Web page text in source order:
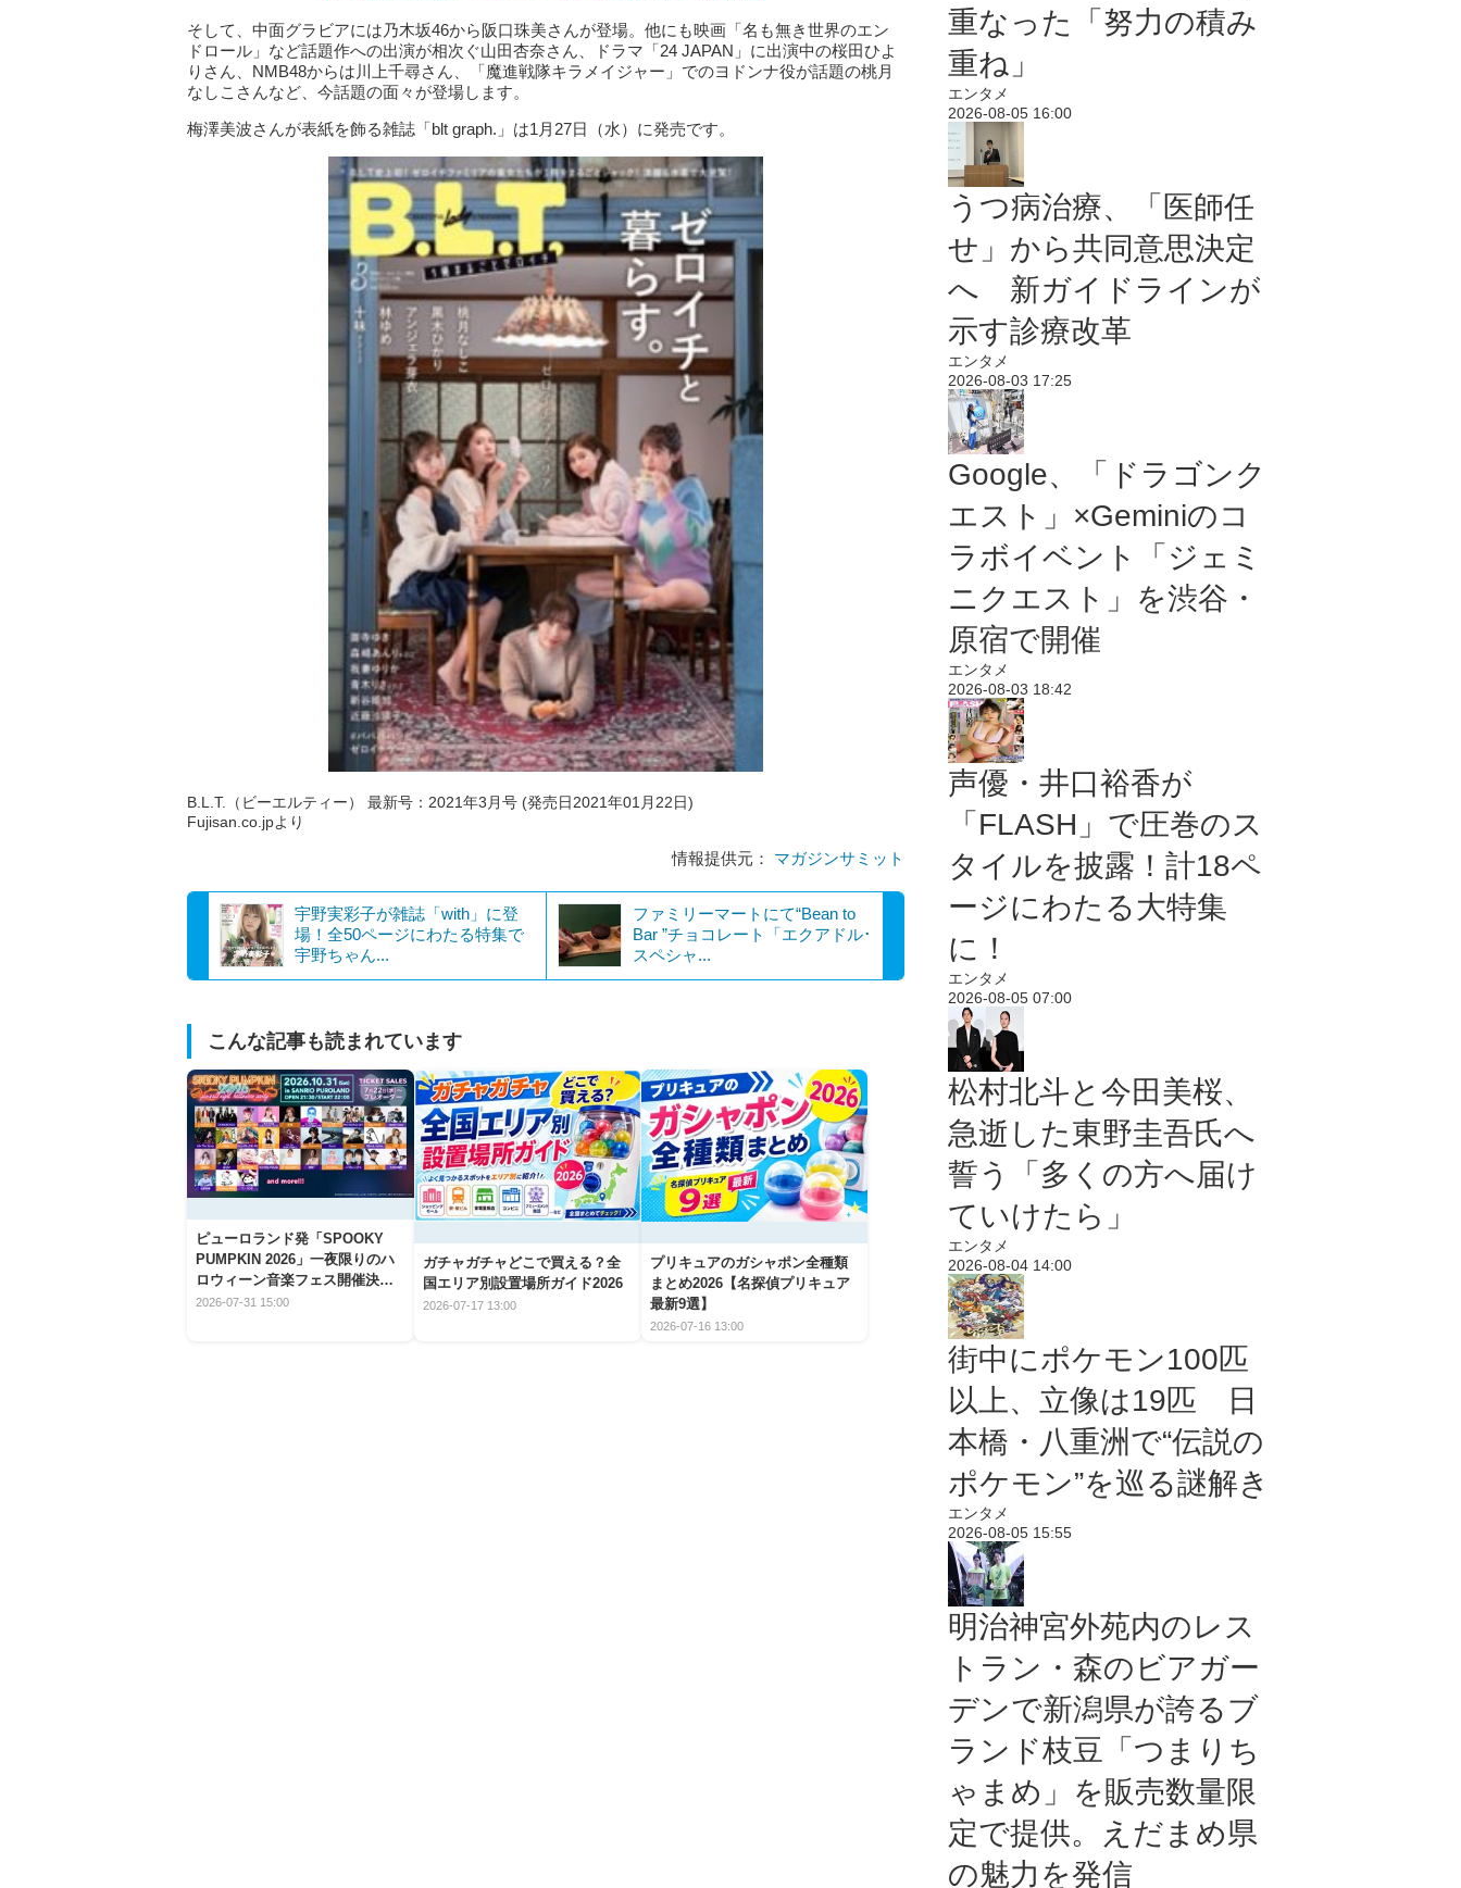
そして、中面グラビアには乃木坂46から阪口珠美さんが登場。他にも映画「名も無き世界のエン
ドロール」など話題作への出演が相次ぐ山田杏奈さん、ドラマ「24 JAPAN」に出演中の桜田ひよ
りさん、NMB48からは川上千尋さん、「魔進戦隊キラメイジャー」でのヨドンナ役が話題の桃月
なしこさんなど、今話題の面々が登場します。
梅澤美波さんが表紙を飾る雑誌「blt graph.」は1月27日（水）に発売です。
B.L.T.（ビーエルティー） 最新号：2021年3月号 (発売日2021年01月22日)
Fujisan.co.jpより
情報提供元： マガジンサミット
宇野実彩子が雑誌「with」に登
場！全50ページにわたる特集で
宇野ちゃん...
ファミリーマートにて“Bean to
Bar ”チョコレート「エクアドル･
スペシャ...
こんな記事も読まれています
ピューロランド発「SPOOKY
PUMPKIN 2026」一夜限りのハ
ロウィーン音楽フェス開催決
定！
2026-07-31 15:00
ガチャガチャどこで買える？全
国エリア別設置場所ガイド2026
2026-07-17 13:00
プリキュアのガシャポン全種類
まとめ2026【名探偵プリキュア
最新9選】
2026-07-16 13:00
重なった「努力の積み
重ね」
エンタメ
2026-08-05 16:00
うつ病治療、「医師任
せ」から共同意思決定
へ 新ガイドラインが
示す診療改革
エンタメ
2026-08-03 17:25
Google、「ドラゴンク
エスト」×Geminiのコ
ラボイベント「ジェミ
ニクエスト」を渋谷・
原宿で開催
エンタメ
2026-08-03 18:42
声優・井口裕香が
「FLASH」で圧巻のス
タイルを披露！計18ペ
ージにわたる大特集
に！
エンタメ
2026-08-05 07:00
松村北斗と今田美桜、
急逝した東野圭吾氏へ
誓う「多くの方へ届け
ていけたら」
エンタメ
2026-08-04 14:00
街中にポケモン100匹
以上、立像は19匹 日
本橋・八重洲で“伝説の
ポケモン”を巡る謎解き
エンタメ
2026-08-05 15:55
明治神宮外苑内のレス
トラン・森のビアガー
デンで新潟県が誇るブ
ランド枝豆「つまりち
ゃまめ」を販売数量限
定で提供。えだまめ県
の魅力を発信